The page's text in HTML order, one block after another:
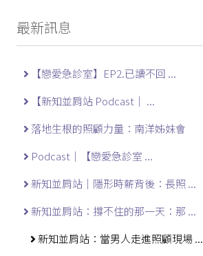
最新訊息
【戀愛急診室】EP2.已讀不回 ...
【新知並肩站 Podcast｜ ...
落地生根的照顧力量：南洋姊妹會
Podcast｜【戀愛急診室 ...
新知並肩站｜隱形時薪背後：長照 ...
新知並肩站：撐不住的那一天：那 ...
新知並肩站：當男人走進照顧現場 ...